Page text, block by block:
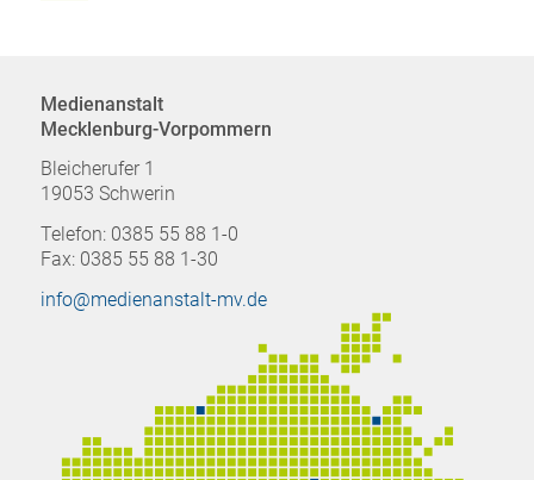
Medienanstalt
Mecklenburg-Vorpommern
Bleicherufer 1
19053 Schwerin
Telefon: 0385 55 88 1-0
Fax: 0385 55 88 1-30
info@medienanstalt-mv.de